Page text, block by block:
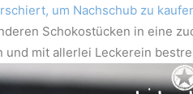
um Nachschub zu
Schokostücken in eine
mit allerlei Leckerein